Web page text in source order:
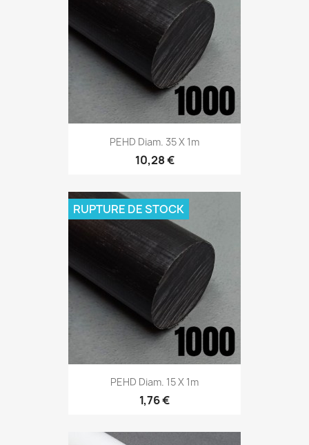
PEHD Diam. 35 X 1m
10,28 €
PEHD Diam. 15 X 1m
1,76 €
RUPTURE DE STOCK